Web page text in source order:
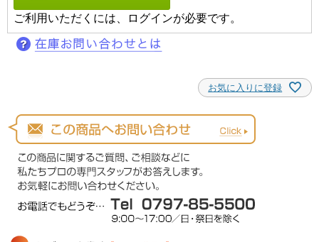
ご利用いただくには、ログインが必要です。
お気に入りに登録